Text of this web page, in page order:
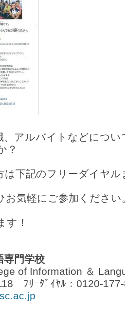
、アルバイトなどにつ
？
は下記のフリーダイヤ
お気軽にご参加ください
す！
専門学校
of Information ＆
ﾌﾘｰﾀﾞｲﾔﾙ：0120-